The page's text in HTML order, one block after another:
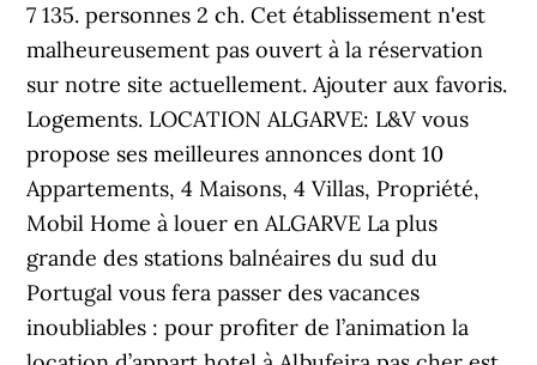
7 135. personnes 2 ch. Cet établissement n'est
malheureusement pas ouvert à la réservation
sur notre site actuellement. Ajouter aux favoris.
Logements. LOCATION ALGARVE: L&V vous
propose ses meilleures annonces dont 10
Appartements, 4 Maisons, 4 Villas, Propriété,
Mobil Home à louer en ALGARVE La plus
grande des stations balnéaires du sud du
Portugal vous fera passer des vacances
inoubliables : pour profiter de l’animation la